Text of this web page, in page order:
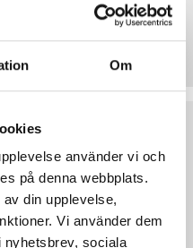
Om
använder vi och
på denna webbplats.
din upplevelse,
Vi använder dem
nyhetsbrev, sociala
på vald produkt